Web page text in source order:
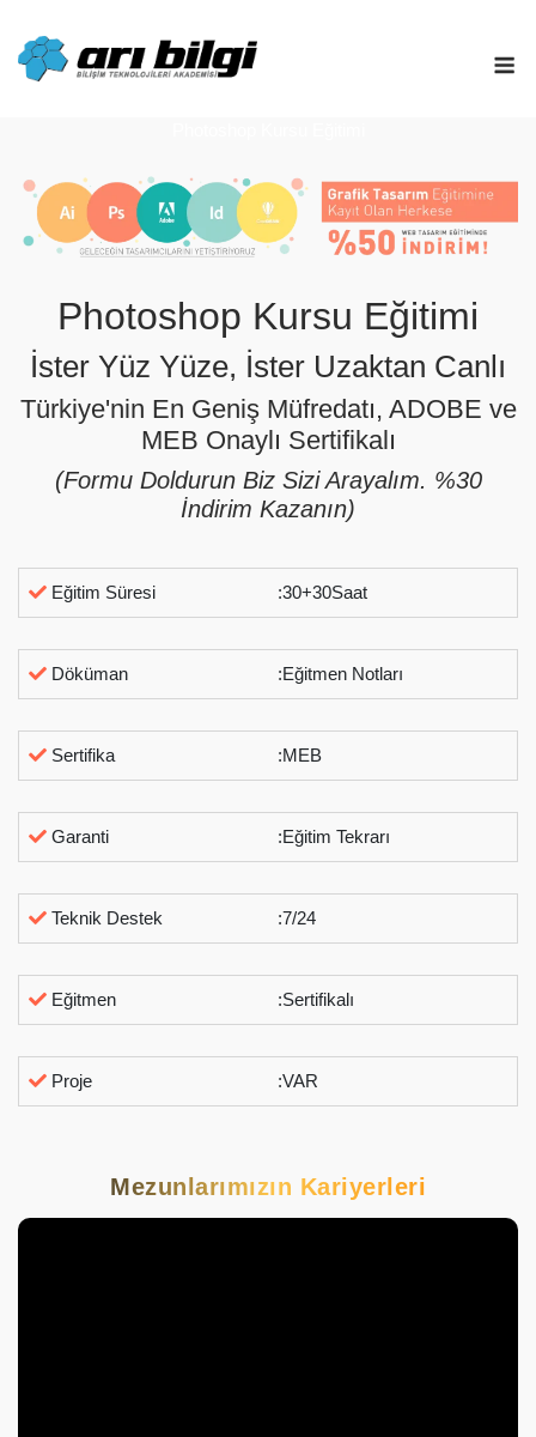
content
Photoshop Kursu Eğitimi
İster Yüz Yüze, İster Uzaktan Canlı
Türkiye'nin En Geniş Müfredatı, ADOBE ve
MEB Onaylı Sertifikalı
(Formu Doldurun Biz Sizi Arayalım. %30
İndirim Kazanın)
Eğitim Süresi :30+30Saat
Döküman :Eğitmen Notları
Sertifika :MEB
Garanti :Eğitim Tekrarı
Teknik Destek :7/24
Eğitmen :Sertifikalı
Proje :VAR
Mezunlarımızın Kariyerleri